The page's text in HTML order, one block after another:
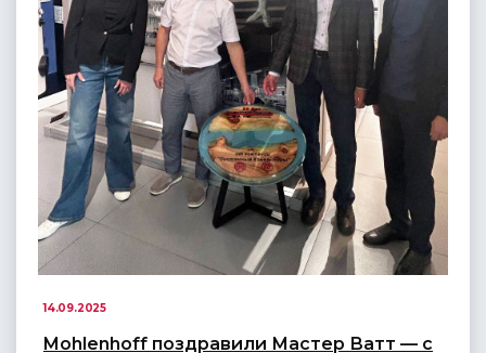
14.09.2025
Mohlenhoff поздравили Мастер Ватт — с